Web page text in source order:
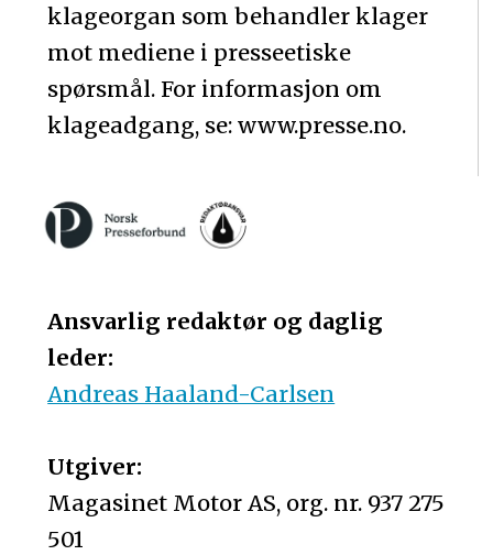
klageorgan som behandler klager
mot mediene i presseetiske
spørsmål. For informasjon om
klageadgang, se: www.presse.no.
Ansvarlig redaktør og daglig
leder:
Andreas Haaland-Carlsen
Utgiver:
Magasinet Motor AS, org. nr. 937 275
501